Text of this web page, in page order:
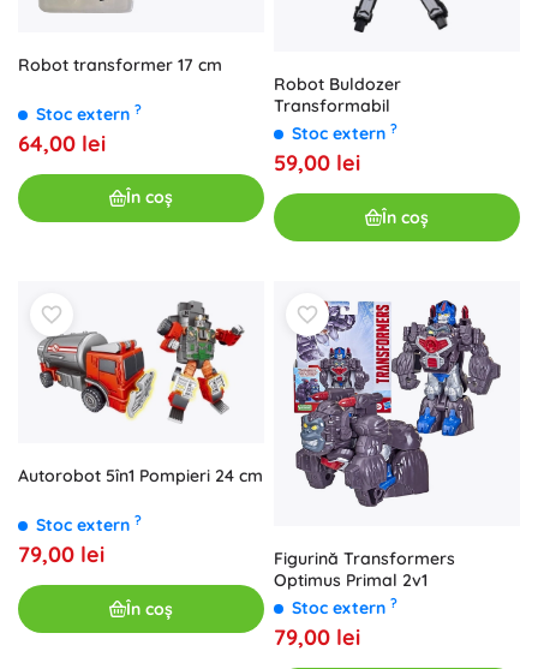
Robot transformer 17 cm
Stoc extern ?
64,00 lei
În coș
Robot Buldozer
Transformabil
Stoc extern ?
59,00 lei
În coș
Autorobot 5în1 Pompieri 24 cm
Stoc extern ?
79,00 lei
În coș
Figurină Transformers
Optimus Primal 2v1
Stoc extern ?
79,00 lei